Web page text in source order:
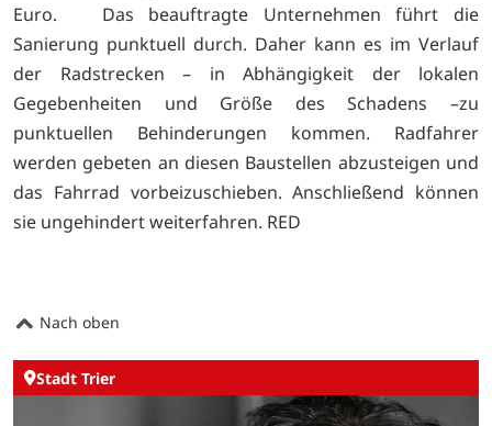
Euro. Das beauftragte Unternehmen führt die
Sanierung punktuell durch. Daher kann es im Verlauf
der Radstrecken – in Abhängigkeit der lokalen
Gegebenheiten und Größe des Schadens –zu
punktuellen Behinderungen kommen. Radfahrer
werden gebeten an diesen Baustellen abzusteigen und
das Fahrrad vorbeizuschieben. Anschließend können
sie ungehindert weiterfahren. RED
Nach oben
Stadt Trier